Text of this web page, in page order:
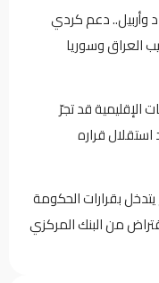
وأربيل.. دعم كردي
العراق وسوريا
الإقليمية قد تجرّ
استقلال قراره
بقرارات الحكومة
من البنك المركزي